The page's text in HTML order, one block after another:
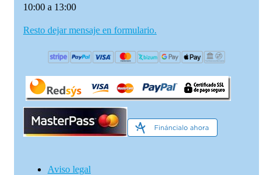
10:00 a 13:00
Resto dejar mensaje en formulario.
Aviso legal